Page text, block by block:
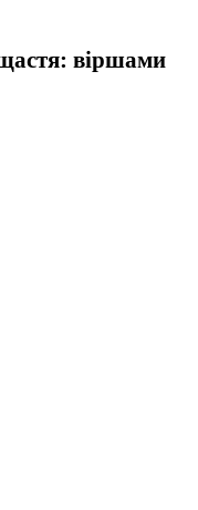
віршами